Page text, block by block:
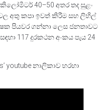
40–50 අතර තද සුළං
අතු කපා ඉවත් කිරීම සහ ලිහිල්
පියවර ගන්නා ලෙස ජනතාවට
117 දුරකථන අංකය පැය 24
youtube නාලිකාව හරහා